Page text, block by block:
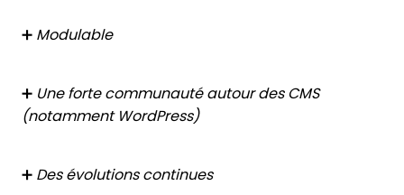
➕ Modulable
➕ Une forte communauté autour des CMS
(notamment WordPress)
➕ Des évolutions continues